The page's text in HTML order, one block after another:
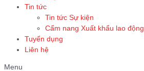
Tin tức
Tin tức Sự kiện
Cẩm nang Xuất khẩu lao động
Tuyển dụng
Liên hệ
Menu